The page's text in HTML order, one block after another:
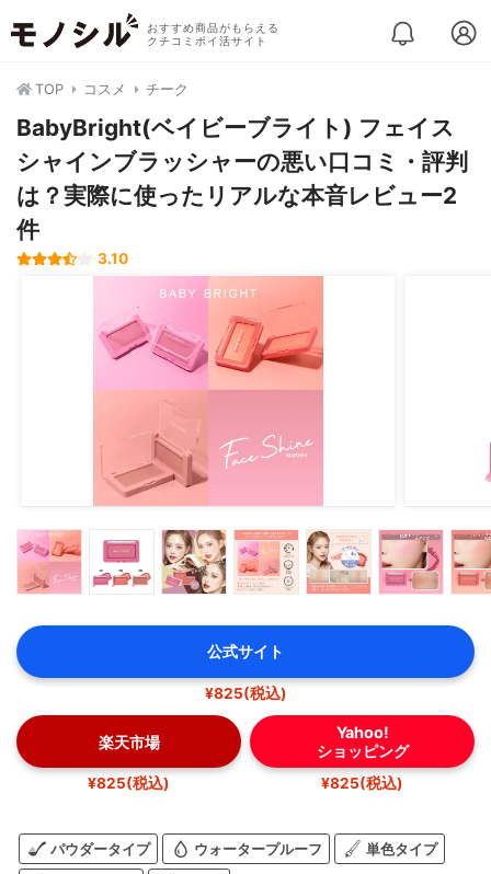
おすすめ商品がもらえる
クチコミポイ活サイト
TOP コスメ チーク
BabyBright(ベイビーブライト) フェイス
シャインブラッシャーの悪い口コミ・評判
は？実際に使ったリアルな本音レビュー2
件
3.10
公式サイト
¥825(税込)
楽天市場
¥825(税込)
Yahoo!
ショッピング
¥825(税込)
パウダータイプ ウォータープルーフ 単色タイプ